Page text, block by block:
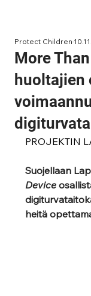
More
huoltajien
Protect Children
PROJEKTIN
Suojellaan
Device
heitä